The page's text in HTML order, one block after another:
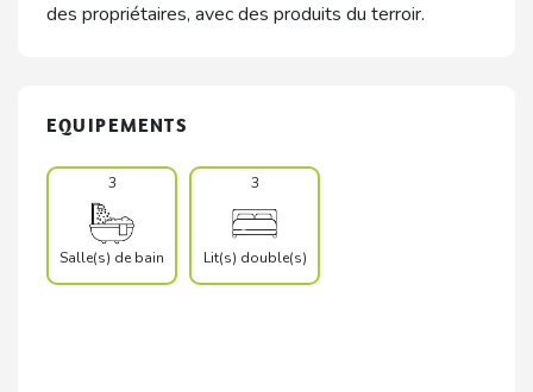
des propriétaires, avec des produits du terroir.
EQUIPEMENTS
3
Salle(s) de bain
3
Lit(s) double(s)